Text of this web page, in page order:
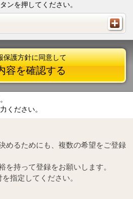
ンを押してください。
保護方針に同意して
容を確認する
ください。
めるためにも、複数の希望をご登録
持って登録をお願いします。
指定してください。